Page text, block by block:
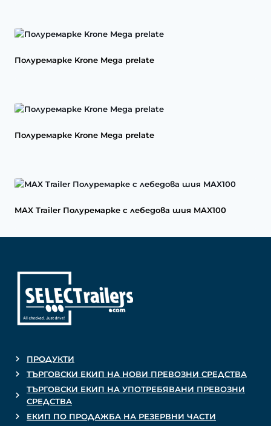
Полуремарке Krone Mega prelate
Полуремарке Krone Mega prelate
MAX Trailer Полуремарке с лебедова шия MAX100
ПРОДУКТИ
ТЪРГОВСКИ ЕКИП НА НОВИ ПРЕВОЗНИ СРЕДСТВА
ТЪРГОВСКИ ЕКИП НА УПОТРЕБЯВАНИ ПРЕВОЗНИ
СРЕДСТВА
ЕКИП ПО ПРОДАЖБА НА РЕЗЕРВНИ ЧАСТИ